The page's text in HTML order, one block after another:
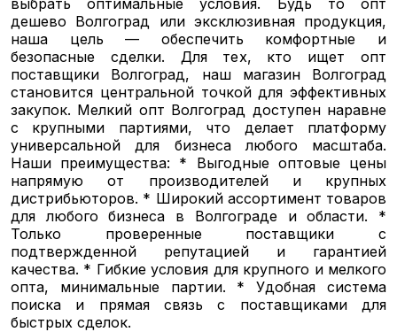
дешево Волгоград или эксклюзивная продукция,
наша цель — обеспечить комфортные и
безопасные сделки. Для тех, кто ищет опт
поставщики Волгоград, наш магазин Волгоград
становится центральной точкой для эффективных
закупок. Мелкий опт Волгоград доступен наравне
с крупными партиями, что делает платформу
универсальной для бизнеса любого масштаба.
Наши преимущества: * Выгодные оптовые цены
напрямую от производителей и крупных
дистрибьюторов. * Широкий ассортимент товаров
для любого бизнеса в Волгограде и области. *
Только проверенные поставщики с
подтвержденной репутацией и гарантией
качества. * Гибкие условия для крупного и мелкого
опта, минимальные партии. * Удобная система
поиска и прямая связь с поставщиками для
быстрых сделок.